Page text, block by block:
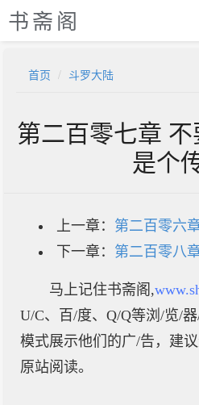
书斋阁
首页 斗罗大陆
第二百零七章
是个
上一章： 第二百零六
下一章： 第二百零八
马上记住书斋阁,
U/C、百/度、Q/Q等浏/览/
模式展示他们的广/告，建
原站阅读。